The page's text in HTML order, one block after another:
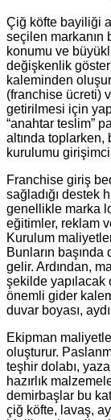
Çiğ köfte bayiliği
seçilen markanın
konumu ve
değişkenlik
kaleminden
(franchise ücreti)
getirilmesi için
“anahtar teslim”
altında toplarken,
kurulumu
Franchise giriş
sağladığı destek
genellikle marka
eğitimler, reklam
Kurulum
Bunların
gelir. Ardından,
şekilde yapılacak
önemli gider
duvar boyası,
Ekipman
oluşturur.
teşhir dolabı,
hazırlık
demirbaşlar bu
çiğ köfte, lavaş,